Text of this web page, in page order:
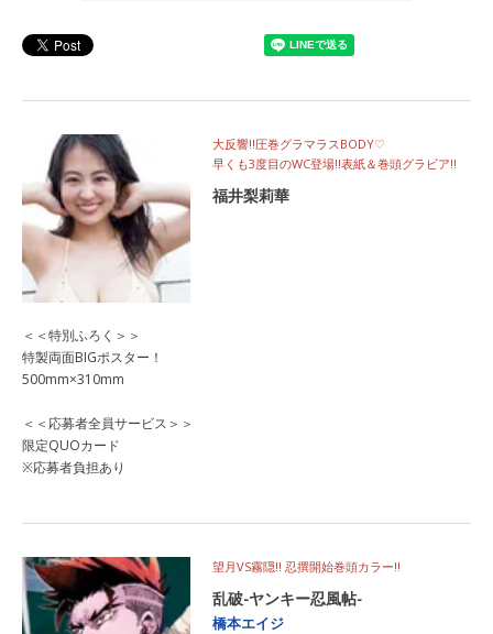
大反響!!圧巻グラマラスBODY♡
早くも3度目のWC登場!!表紙＆巻頭グラビア!!
福井梨莉華
＜＜特別ふろく＞＞
特製両面BIGポスター！
500mm×310mm
＜＜応募者全員サービス＞＞
限定QUOカード
※応募者負担あり
望月VS霧隠!! 忍撰開始巻頭カラー!!
乱破-ヤンキー忍風帖-
橋本エイジ